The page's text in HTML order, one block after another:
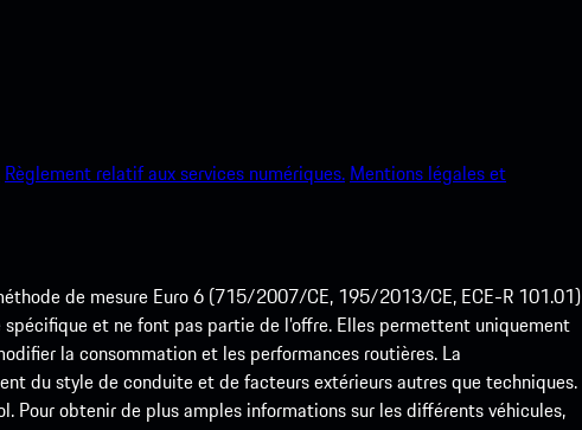
Règlement relatif aux services numériques. Mentions légales et
de mesure Euro 6 (715/2007/CE, 195/2013/CE, ECE-R 101.01)
et ne font pas partie de l’offre. Elles permettent uniquement
la consommation et les performances routières. La
du style de conduite et de facteurs extérieurs autres que techniques.
Pour obtenir de plus amples informations sur les différents véhicules,